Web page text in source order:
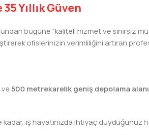
Yıllık Güven
bugüne “kaliteli hizmet ve sınırsız
ofislerinizin verimliliğini artıran
ve500 metrekarelik geniş depolama
iş hayatınızda ihtiyaç duyduğunuz